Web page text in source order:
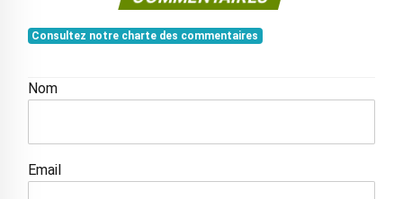
Consultez notre charte des commentaires
Nom
Email